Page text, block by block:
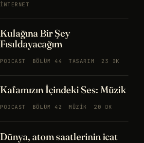
İNTERNET
Kulağına Bir Şey
Fısıldayacağım
PODCAST BÖLÜM 44 TASARIM 23 DK
Kafamızın İçindeki Ses: Müzik
PODCAST BÖLÜM 42 MÜZIK 20 DK
Dünya, atom saatlerinin icat